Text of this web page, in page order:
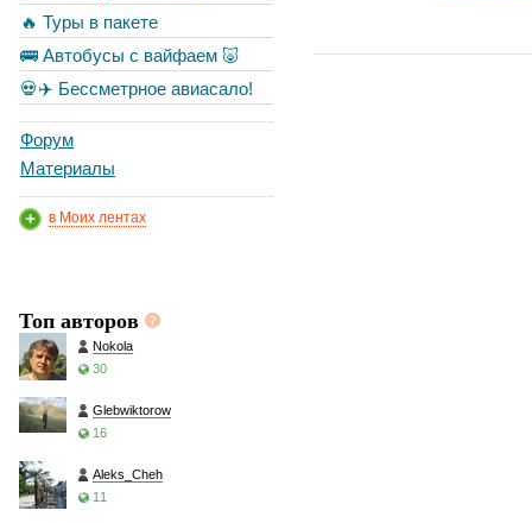
🔥 Туры в пакете
🚌 Автобусы с вайфаем 🐷
💀✈️ Бессметрное авиасало!
Форум
Материалы
в Моих лентах
Топ авторов
Nokola
30
Glebwiktorow
16
Aleks_Cheh
11